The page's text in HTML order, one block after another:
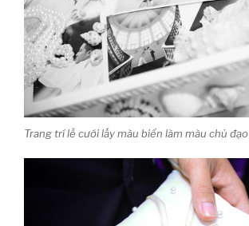
Trang trí lễ cưới lấy màu biển làm màu chủ đạo